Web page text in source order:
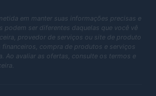
em manter suas informações precisas e
podem ser diferentes daquelas que você vê
provedor de serviços ou site de produto
compra de produtos e serviços
Ao avaliar as ofertas, consulte os termos e